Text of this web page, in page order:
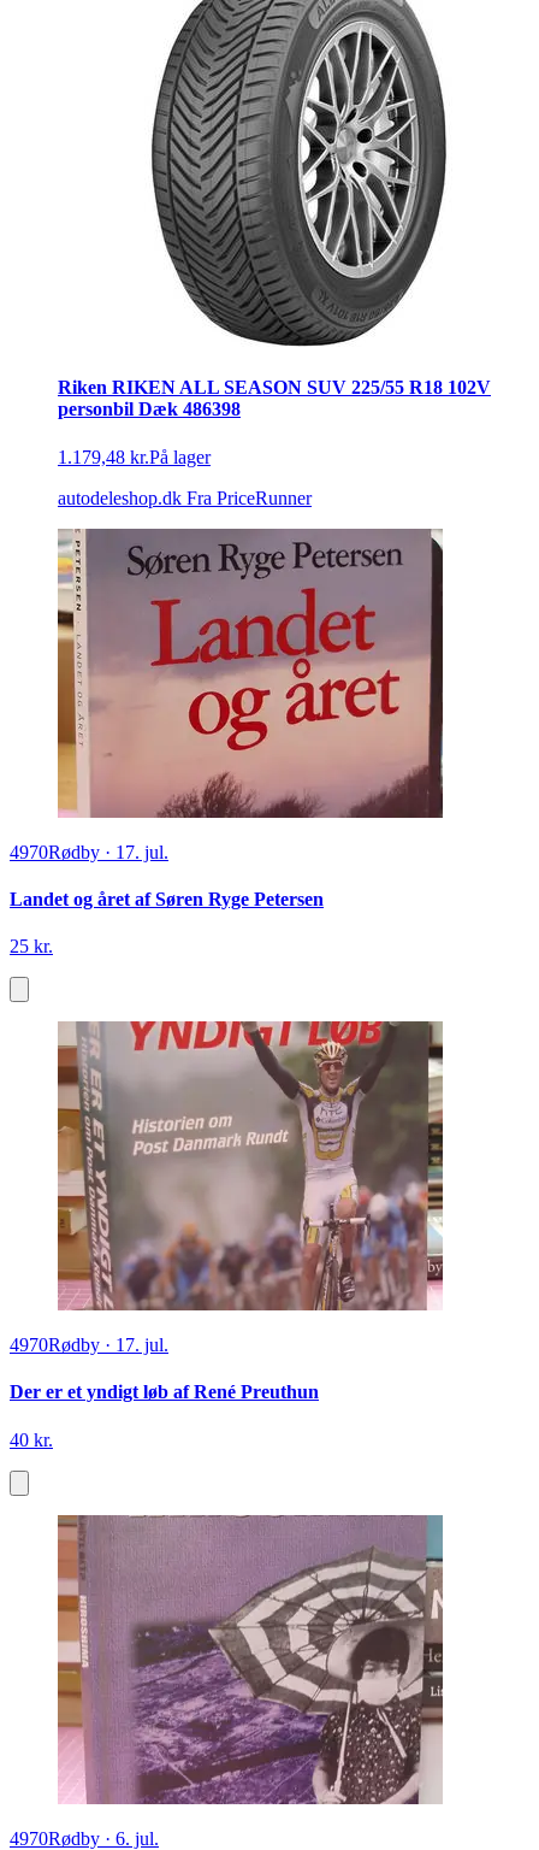
Riken RIKEN ALL SEASON SUV 225/55 R18 102V
personbil Dæk 486398
1.179,48 kr.På lager
autodeleshop.dk Fra PriceRunner
4970Rødby · 17. jul.
Landet og året af Søren Ryge Petersen
25 kr.
4970Rødby · 17. jul.
Der er et yndigt løb af René Preuthun
40 kr.
4970Rødby · 6. jul.